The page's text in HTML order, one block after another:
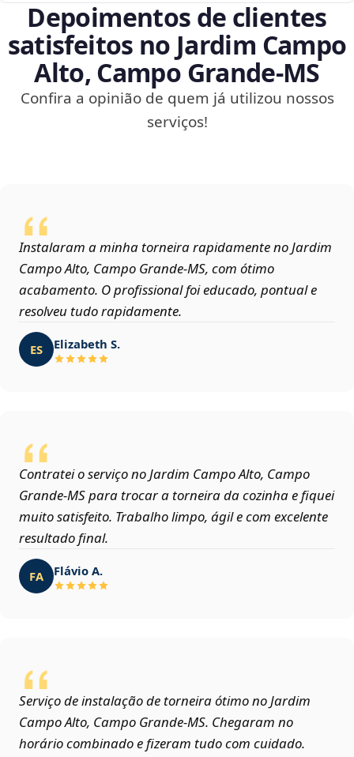
Depoimentos de clientes
satisfeitos no Jardim Campo
Alto, Campo Grande‑MS
Confira a opinião de quem já utilizou nossos
serviços!
Instalaram a minha torneira rapidamente no Jardim
Campo Alto, Campo Grande‑MS, com ótimo
acabamento. O profissional foi educado, pontual e
resolveu tudo rapidamente.
ES Elizabeth S.
Contratei o serviço no Jardim Campo Alto, Campo
Grande‑MS para trocar a torneira da cozinha e fiquei
muito satisfeito. Trabalho limpo, ágil e com excelente
resultado final.
FA Flávio A.
Serviço de instalação de torneira ótimo no Jardim
Campo Alto, Campo Grande‑MS. Chegaram no
horário combinado e fizeram tudo com cuidado.